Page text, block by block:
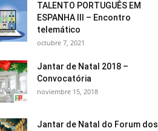
TALENTO PORTUGUÊS EM
ESPANHA III – Encontro
telemático
octubre 7, 2021
Jantar de Natal 2018 –
Convocatória
noviembre 15, 2018
Jantar de Natal do Forum dos